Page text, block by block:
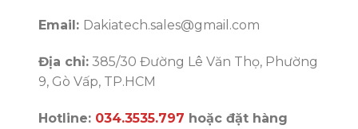
Email: Dakiatech.sales@gmail.com
Địa chỉ: 385/30 Đường Lê Văn Thọ, Phường
9, Gò Vấp, TP.HCM
Hotline: 034.3535.797 hoặc đặt hàng